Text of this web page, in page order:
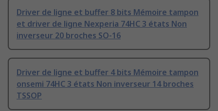
Driver de ligne et buffer 8 bits Mémoire tampon
et driver de ligne Nexperia 74HC 3 états Non
inverseur 20 broches SO-16
Driver de ligne et buffer 4 bits Mémoire tampon
onsemi 74HC 3 états Non inverseur 14 broches
TSSOP